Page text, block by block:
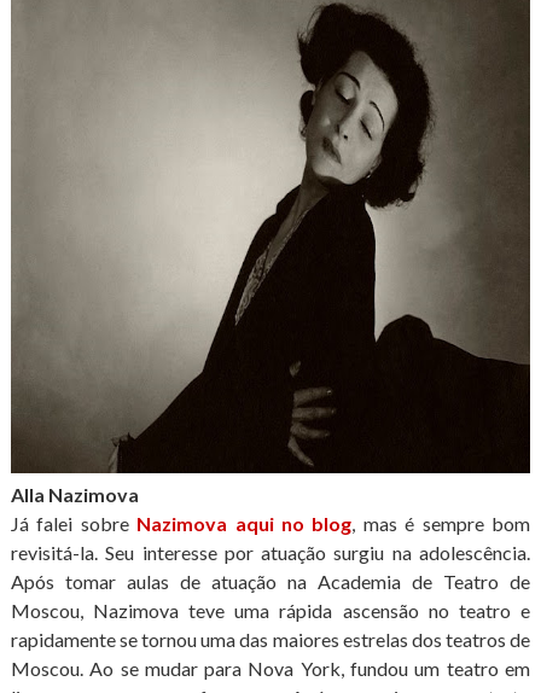
Alla Nazimova
Já falei sobre Nazimova aqui no blog, mas é sempre bom
revisitá-la. Seu interesse por atuação surgiu na adolescência.
Após tomar aulas de atuação na Academia de Teatro de
Moscou, Nazimova teve uma rápida ascensão no teatro e
rapidamente se tornou uma das maiores estrelas dos teatros de
Moscou. Ao se mudar para Nova York, fundou um teatro em